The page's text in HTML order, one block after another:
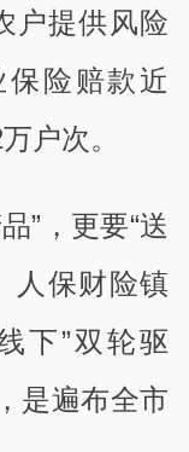
户提供风险
险赔款近
户次。
”，更要“送
人保财险镇
下”双轮驱
是遍布全市